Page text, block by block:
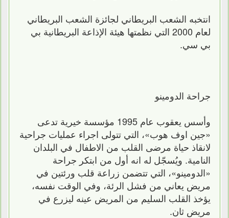
انتخبه الشعب البريطاني لجائزة الشعب البريطاني
لعام 2000 التي نظمتها هيئة الإذاعة البريطانية بي
بي سي.
جراحة الدومينو
وأسس يعقوب عام 1995 مؤسسة خيرية تدعى
«جين اوف هوب»، التي تتولى اجراء عمليات جراحية
لانقاذ حياة مرضى القلب من الاطفال في البلدان
النامية. ويُسجّل له انه أول من ابتكر جراحة
«الدومينو»، التي تتضمن زراعة قلب ورئتين في
مريض يعاني من فشل الرئة، وفي الوقت نفسه،
يؤخذ القلب السليم من المريض عينه ليزرع في
مريض ثان.